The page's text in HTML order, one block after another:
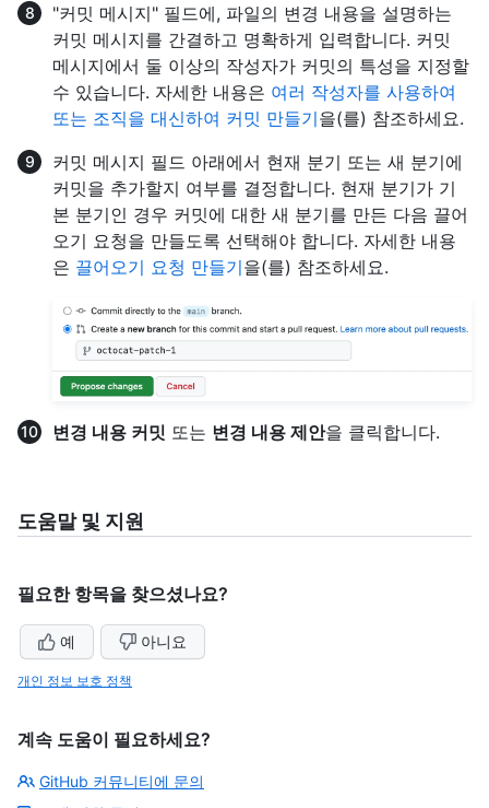
"커밋 메시지" 필드에, 파일의 변경 내용을 설명하는
커밋 메시지를 간결하고 명확하게 입력합니다. 커밋
메시지에서 둘 이상의 작성자가 커밋의 특성을 지정할
수 있습니다. 자세한 내용은 여러 작성자를 사용하여
또는 조직을 대신하여 커밋 만들기을(를) 참조하세요.
커밋 메시지 필드 아래에서 현재 분기 또는 새 분기에
커밋을 추가할지 여부를 결정합니다. 현재 분기가 기
본 분기인 경우 커밋에 대한 새 분기를 만든 다음 끌어
오기 요청을 만들도록 선택해야 합니다. 자세한 내용
은 끌어오기 요청 만들기을(를) 참조하세요.
변경 내용 커밋 또는 변경 내용 제안을 클릭합니다.
도움말 및 지원
필요한 항목을 찾으셨나요?
예 아니요
개인 정보 보호 정책
계속 도움이 필요하세요?
GitHub 커뮤니티에 문의